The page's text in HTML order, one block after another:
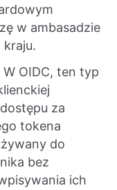
w ambasadzie
kraju.
OIDC, ten typ
za
tokena
do
bez
ich